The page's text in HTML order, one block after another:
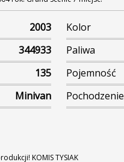
2003 Kolor
344933 Paliwa
135 Pojemność
Minivan Pochodzenie
KOMIS TYSIAK